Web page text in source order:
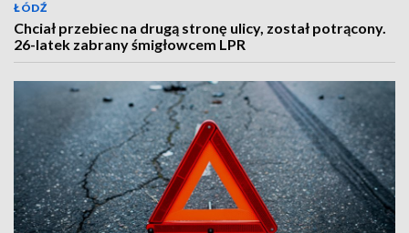
ŁÓDŹ
Chciał przebiec na drugą stronę ulicy, został potrącony.
26-latek zabrany śmigłowcem LPR